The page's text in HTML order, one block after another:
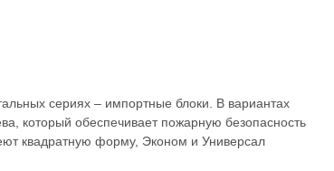
сериях – импортные блоки. В вариантах
который обеспечивает пожарную безопасность
квадратную форму, Эконом и Универсал